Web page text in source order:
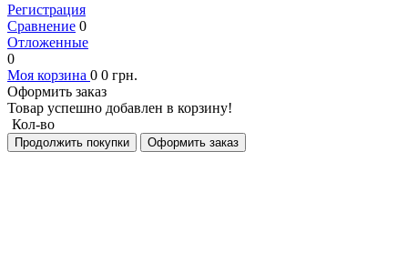
Регистрация
Сравнение 0
Отложенные
0
Моя корзина 0 0 грн.
Оформить заказ
Товар успешно добавлен в корзину!
Кол-во
Продолжить покупки Оформить заказ